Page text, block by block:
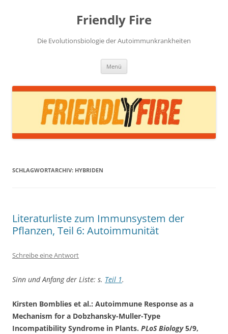
Friendly Fire
Die Evolutionsbiologie der Autoimmunkrankheiten
Menü
SCHLAGWORTARCHIV: HYBRIDEN
Literaturliste zum Immunsystem der
Pflanzen, Teil 6: Autoimmunität
Schreibe eine Antwort
Sinn und Anfang der Liste: s. Teil 1.
Kirsten Bomblies et al.: Autoimmune Response as a
Mechanism for a Dobzhansky-Muller-Type
Incompatibility Syndrome in Plants. PLoS Biology5/9,